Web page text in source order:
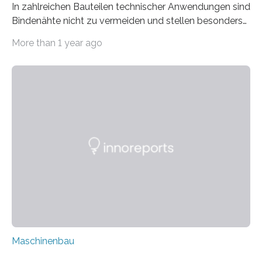
In zahlreichen Bauteilen technischer Anwendungen sind
Bindenähte nicht zu vermeiden und stellen besonders
Matrixmaterials eine große Herausforderung dar.
Durch den verstärkten Einsatz von Rezyklaten
More than 1 year ago
Maschinenbau